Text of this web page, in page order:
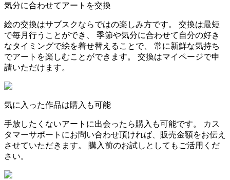
気分に合わせてアートを交換
絵の交換はサブスクならではの楽しみ方です。 交換は最短
で毎月行うことができ、 季節や気分に合わせて自分の好き
なタイミングで絵を着せ替えることで、 常に新鮮な気持ち
でアートを楽しむことができます。 交換はマイページで申
請いただけます。
気に入った作品は購入も可能
手放したくないアートに出会ったら購入も可能です。 カス
タマーサポートにお問い合わせ頂ければ、販売金額をお伝え
させていただきます。 購入前のお試しとしてもご活用くだ
さい。